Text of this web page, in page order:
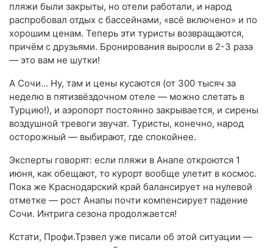
пляжи были закрыты, но отели работали, и народ
распробовал отдых с бассейнами, «всё включено» и по
хорошим ценам. Теперь эти туристы возвращаются,
причём с друзьями. Бронирования выросли в 2-3 раза
— это вам не шутки!
А Сочи... Ну, там и цены кусаются (от 300 тысяч за
неделю в пятизвёздочном отеле — можно слетать в
Турцию!), и аэропорт постоянно закрывается, и сирены
воздушной тревоги звучат. Туристы, конечно, народ
осторожный — выбирают, где спокойнее.
Эксперты говорят: если пляжи в Анапе откроются 1
июня, как обещают, то курорт вообще улетит в космос.
Пока же Краснодарский край балансирует на нулевой
отметке — рост Анапы почти компенсирует падение
Сочи. Интрига сезона продолжается!
Кстати, Профи.Трэвел уже писали об этой ситуации —